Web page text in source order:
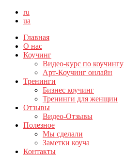
ru
ua
Главная
О нас
Коучинг
Видео-курс по коучингу
Арт-Коучинг онлайн
Тренинги
Бизнес коучинг
Тренинги для женщин
Отзывы
Видео-Отзывы
Полезное
Мы сделали
Заметки коуча
Контакты